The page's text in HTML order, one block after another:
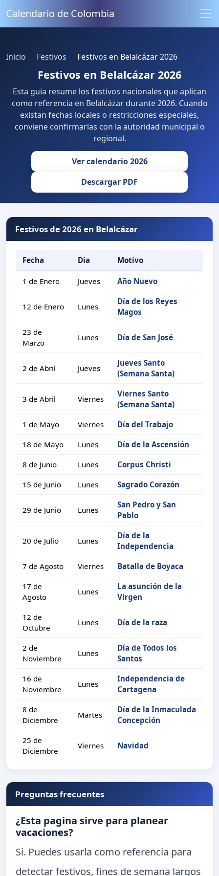
Calendario de Colombia
Inicio Festivos Festivos en Belalcázar 2026
Festivos en Belalcázar 2026
Esta guia resume los festivos nacionales que aplican
como referencia en Belalcázar durante 2026. Cuando
existan fechas locales o restricciones especiales,
conviene confirmarlas con la autoridad municipal o
regional.
Ver calendario 2026
Descargar PDF
Festivos de 2026 en Belalcázar
Fecha Dia Motivo
1 de Enero Jueves Año Nuevo
12 de Enero Lunes
Día de los Reyes
Magos
23 de
Marzo
Lunes Día de San José
2 de Abril Jueves
Jueves Santo
(Semana Santa)
3 de Abril Viernes
Viernes Santo
(Semana Santa)
1 de Mayo Viernes Día del Trabajo
18 de Mayo Lunes Día de la Ascensión
8 de Junio Lunes Corpus Christi
15 de Junio Lunes Sagrado Corazón
29 de Junio Lunes
San Pedro y San
Pablo
20 de Julio Lunes
Día de la
Independencia
7 de Agosto Viernes Batalla de Boyaca
17 de
Agosto
Lunes
La asunción de la
Virgen
12 de
Octubre
Lunes Día de la raza
2 de
Noviembre
Lunes
Día de Todos los
Santos
16 de
Noviembre
Lunes
Independencia de
Cartagena
8 de
Diciembre
Martes
Día de la Inmaculada
Concepción
25 de
Diciembre
Viernes Navidad
Preguntas frecuentes
¿Esta pagina sirve para planear
vacaciones?
Si. Puedes usarla como referencia para
detectar festivos, fines de semana largos